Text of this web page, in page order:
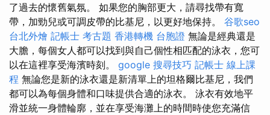
了過去的懷舊氣氛。 如果您的胸部更大，請尋找帶有寬
帶，加勁兒或可調皮帶的比基尼，以更好地保持。 谷歌seo
台北外燴 記帳士 考古題 香港轉機 台胞證 無論是經典還是
大膽，每個女人都可以找到與自己個性相匹配的泳衣，您可
以在這裡享受海濱時刻。 google 搜尋技巧 記帳士 線上課
程 無論您是新的泳衣還是新清單上的坦格爾比基尼，我們
都可以為每個身體和口味提供合適的泳衣。 泳衣有效地平
滑並統一身體輪廓，並在享受海灘上的時間時使您充滿信